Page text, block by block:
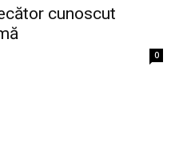
cunoscut
0